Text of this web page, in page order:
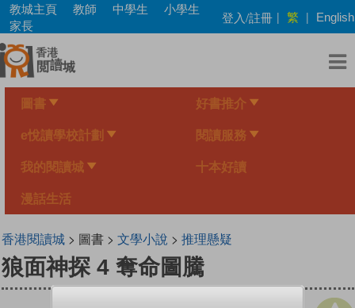
Skip
main
content
教城主頁 教師 中學生
小學生
家長
登入/註冊 | 繁 | English
圖書 好書推介
e悅讀學校計劃 閱讀服務
我的閱讀城 十本好讀
漫話生活
香港閱讀城> 圖書 > 文學小說 > 推理懸疑
狼面神探 4 奪命圖騰